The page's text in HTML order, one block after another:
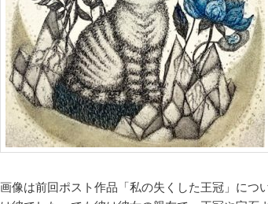
画像は前回ポスト作品「私の失くした王冠」につ